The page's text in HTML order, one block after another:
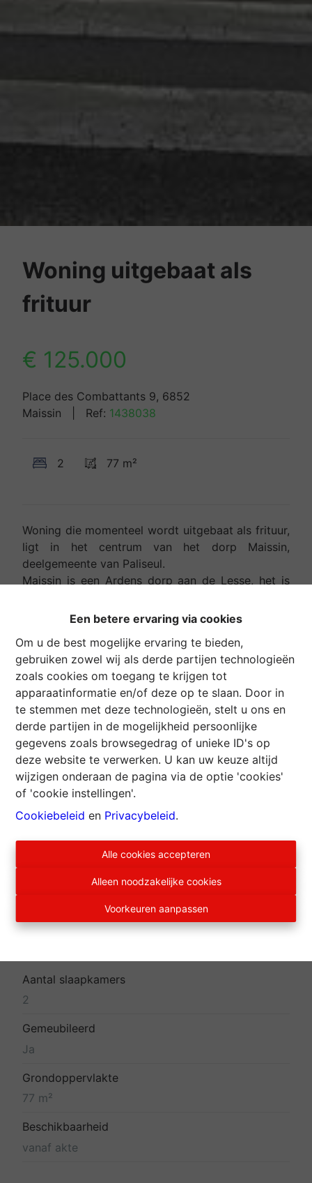
Een betere ervaring via cookies
Om u de best mogelijke ervaring te bieden,
gebruiken zowel wij als derde partijen technologieën
zoals cookies om toegang te krijgen tot
apparaatinformatie en/of deze op te slaan. Door in
te stemmen met deze technologieën, stelt u ons en
derde partijen in de mogelijkheid persoonlijke
gegevens zoals browsegedrag of unieke ID's op
deze website te verwerken. U kan uw keuze altijd
wijzigen onderaan de pagina via de optie 'cookies'
of 'cookie instellingen'.
Cookiebeleid en Privacybeleid.
Alle cookies accepteren
Alleen noodzakelijke cookies
Voorkeuren aanpassen
Woning uitgebaat als
frituur
€ 125.000
Place des Combattants 9, 6852
Maissin | Ref: 1438038
2 77 m²
Woning die momenteel wordt uitgebaat als frituur,
ligt in het centrum van het dorp Maissin,
deelgemeente van Paliseul.
Maissin is een Ardens dorp aan de Lesse, het is
Gelijkvloers heeft een eetzaal 28 m² met 17
zitplaatsen, keuken 11 m² met apparatuur voor
frietuur, 2 bergruimtes 11 en 2,50 m², stookruimte
7 m² en wc.
De verdieping heeft 2 bewoonbare kamers van elk
12 m², hal 9 m² met aparte wc en inrichtbare
zolder 25 m².
Onder het dak, kleine zolder die niet omgebouwd
kan worden 23 m².
Dakpannen, ramen dubbele beglazing pvc,
centrale verwarming met stookolie, elektriciteit
met dagteller en geldig attest.
Deze frituur wordt verkocht met de apparatuur en
vergunningen voor de uitbating.
Aantal slaapkamers
2
Gemeubileerd
Ja
Grondoppervlakte
77 m²
Beschikbaarheid
vanaf akte